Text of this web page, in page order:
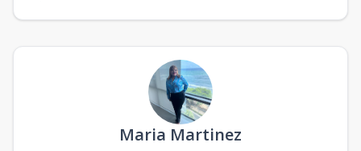
Maria Martinez